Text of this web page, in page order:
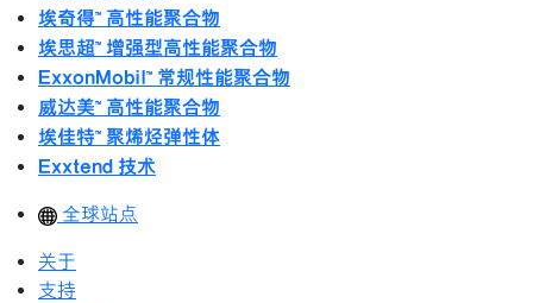
埃奇得™ 高性能聚合物
埃思超™ 增强型高性能聚合物
ExxonMobil™ 常规性能聚合物
威达美™ 高性能聚合物
埃佳特™ 聚烯烃弹性体
Exxtend 技术
全球站点
关于
支持